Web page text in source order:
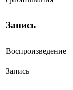
Запись
Воспроизведение
Запись